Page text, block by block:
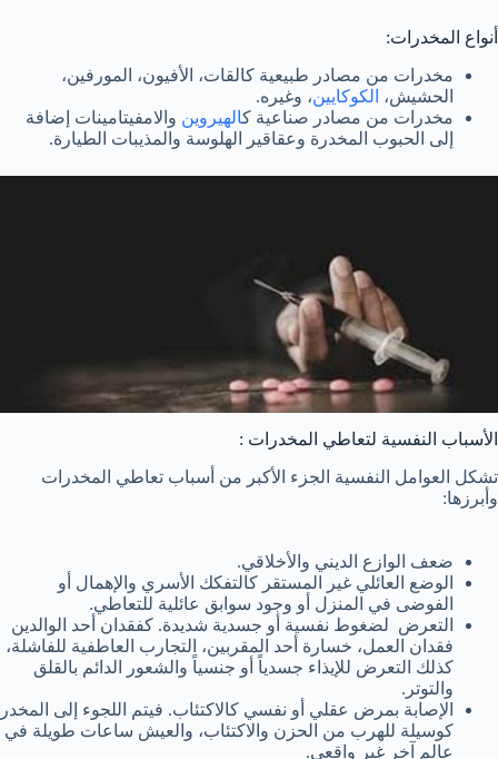
أنواع المخدرات:
مخدرات من مصادر طبيعية كالقات، الأفيون، المورفين،
الحشيش، الكوكايين، وغيره.
مخدرات من مصادر صناعية كالهيروين والامفيتامينات إضافة
إلى الحبوب المخدرة وعقاقير الهلوسة والمذيبات الطيارة.
الأسباب النفسية لتعاطي المخدرات :
تشكل العوامل النفسية الجزء الأكبر من أسباب تعاطي المخدرات
وأبرزها:
ضعف الوازع الديني والأخلاقي.
الوضع العائلي غير المستقر كالتفكك الأسري والإهمال أو
الفوضى في المنزل أو وجود سوابق عائلية للتعاطي.
التعرض لضغوط نفسية أو جسدية شديدة. كفقدان أحد الوالدين
فقدان العمل، خسارة أحد المقربين، التجارب العاطفية للفاشلة،
كذلك التعرض للإيذاء جسدياً أو جنسياً والشعور الدائم بالقلق
والتوتر.
الإصابة بمرض عقلي أو نفسي كالاكتئاب. فيتم اللجوء إلى المخدر
كوسيلة للهرب من الحزن والاكتئاب، والعيش ساعات طويلة في
عالم آخر غير واقعي.